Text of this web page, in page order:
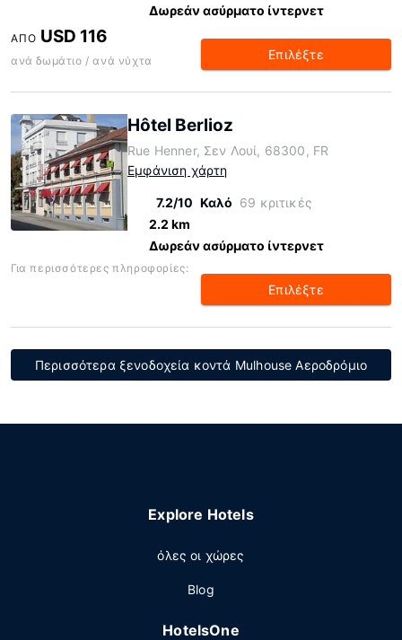
Δωρεάν ασύρματο ίντερνετ
ΑΠΌ USD 116
ανά δωμάτιο / ανά νύχτα Επιλέξτε
Hôtel Berlioz
Rue Henner, Σεν Λουί, 68300, FR
Εμφάνιση χάρτη
7.2/10 Καλό 69 κριτικές
2.2 km
Δωρεάν ασύρματο ίντερνετ
Για περισσότερες πληροφορίες:
Επιλέξτε
Περισσότερα ξενοδοχεία κοντά Mulhouse Αεροδρόμιο
Explore Hotels
όλες οι χώρες
Blog
HotelsOne